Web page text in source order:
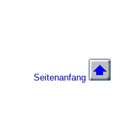
Seitenanfang